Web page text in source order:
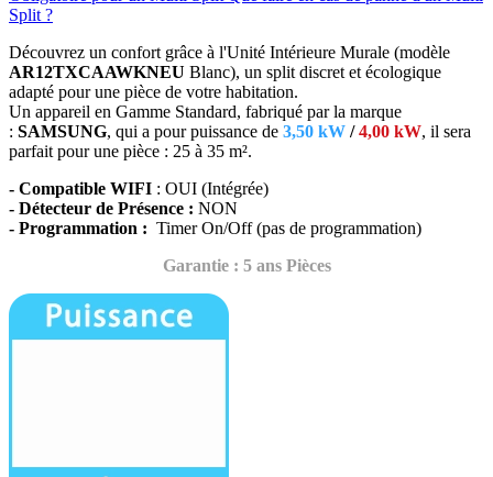
Split ?
Découvrez un confort grâce à l'Unité Intérieure Murale (modèle
AR12TXCAAWKNEU Blanc), un split discret et écologique
adapté pour une pièce de votre habitation.
Un appareil en Gamme Standard, fabriqué par la marque
: SAMSUNG, qui a pour puissance de 3,50 kW /4,00 kW, il sera
parfait pour une pièce : 25 à 35 m².
- Compatible WIFI : OUI (Intégrée)
- Détecteur de Présence : NON
- Programmation : Timer On/Off (pas de programmation)
Garantie : 5 ans Pièces